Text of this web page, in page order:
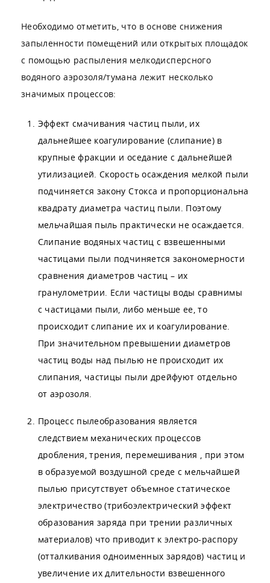
Необходимо отметить, что в основе снижения
запыленности помещений или открытых площадок
с помощью распыления мелкодисперсного
водяного аэрозоля/тумана лежит несколько
значимых процессов:
Эффект смачивания частиц пыли, их
дальнейшее коагулирование (слипание) в
крупные фракции и оседание с дальнейшей
утилизацией. Скорость осаждения мелкой пыли
подчиняется закону Стокса и пропорциональна
квадрату диаметра частиц пыли. Поэтому
мельчайшая пыль практически не осаждается.
Слипание водяных частиц с взвешенными
частицами пыли подчиняется закономерности
сравнения диаметров частиц – их
гранулометрии. Если частицы воды сравнимы
с частицами пыли, либо меньше ее, то
происходит слипание их и коагулирование.
При значительном превышении диаметров
частиц воды над пылью не происходит их
слипания, частицы пыли дрейфуют отдельно
от аэрозоля.
Процесс пылеобразования является
следствием механических процессов
дробления, трения, перемешивания , при этом
в образуемой воздушной среде с мельчайшей
пылью присутствует объемное статическое
электричество (трибоэлектрический эффект
образования заряда при трении различных
материалов) что приводит к электро-распору
(отталкивания одноименных зарядов) частиц и
увеличение их длительности взвешенного